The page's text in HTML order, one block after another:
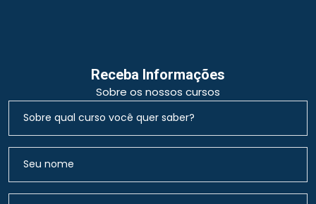
Receba Informações
Sobre os nossos cursos